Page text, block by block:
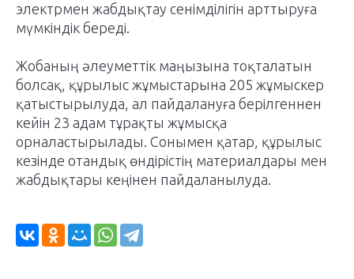
электрмен жабдықтау сенімділігін арттыруға
мүмкіндік береді.
Жобаның әлеуметтік маңызына тоқталатын
болсақ, құрылыс жұмыстарына 205 жұмыскер
қатыстырылуда, ал пайдалануға берілгеннен
кейін 23 адам тұрақты жұмысқа
орналастырылады. Сонымен қатар, құрылыс
кезінде отандық өндірістің материалдары мен
жабдықтары кеңінен пайдаланылуда.